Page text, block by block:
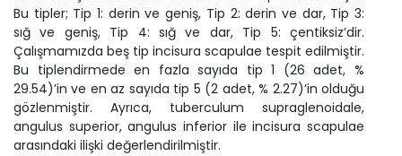
Bu tipler; Tip 1: derin ve geniş, Tip 2: derin ve dar, Tip 3:
sığ ve geniş, Tip 4: sığ ve dar, Tip 5: çentiksiz’dir.
Çalışmamızda beş tip incisura scapulae tespit edilmiştir.
Bu tiplendirmede en fazla sayıda tip 1 (26 adet, %
29.54)’in ve en az sayıda tip 5 (2 adet, % 2.27)’in olduğu
gözlenmiştir. Ayrıca, tuberculum supraglenoidale,
angulus superior, angulus inferior ile incisura scapulae
arasındaki ilişki değerlendirilmiştir.